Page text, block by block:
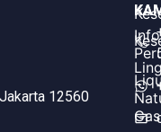
12560
Gas